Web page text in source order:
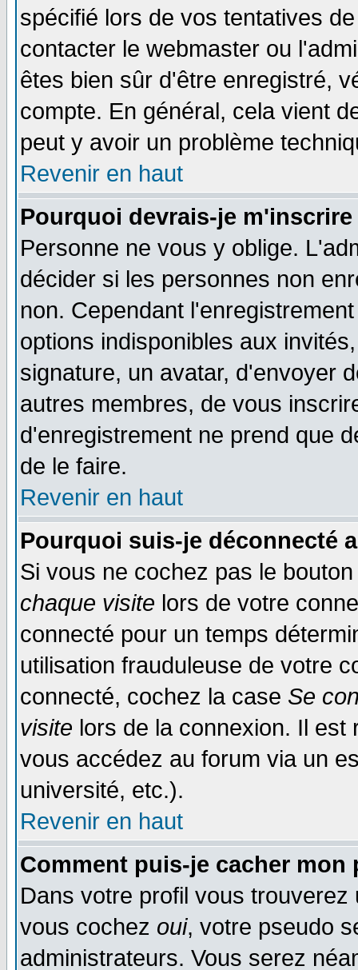
spécifié lors de vos tentatives
contacter le webmaster ou
êtes bien sûr d'être enregistré,
compte. En général, cela vient
peut y avoir un problème
Revenir en haut
Pourquoi devrais-je
Personne ne vous y oblige.
décider si les personnes non
non. Cependant
options indisponibles aux
signature, un avatar, d'envoyer
autres membres, de vous
d'enregistrement ne prend que
de le faire.
Revenir en haut
Pourquoi suis-je déconnecté
Si vous ne cochez pas le
chaque visite lors de votre
connecté pour un temps
utilisation frauduleuse de votre
connecté, cochez la case Se
visite lors de la connexion. Il
vous accédez au forum via un
université, etc.).
Revenir en haut
Comment puis-je cacher
Dans votre profil vous
vous cochez oui, votre pseudo
administrateurs. Vous serez